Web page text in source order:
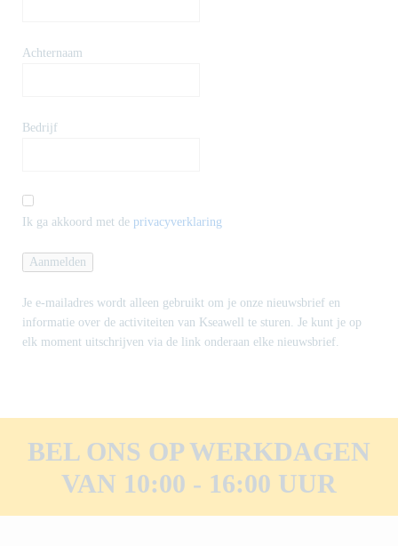
Achternaam
Bedrijf
Ik ga akkoord met de privacyverklaring
Je e-mailadres wordt alleen gebruikt om je onze nieuwsbrief en
informatie over de activiteiten van Kseawell te sturen. Je kunt je op
elk moment uitschrijven via de link onderaan elke nieuwsbrief.
BEL ONS OP WERKDAGEN
VAN 10:00 - 16:00 UUR